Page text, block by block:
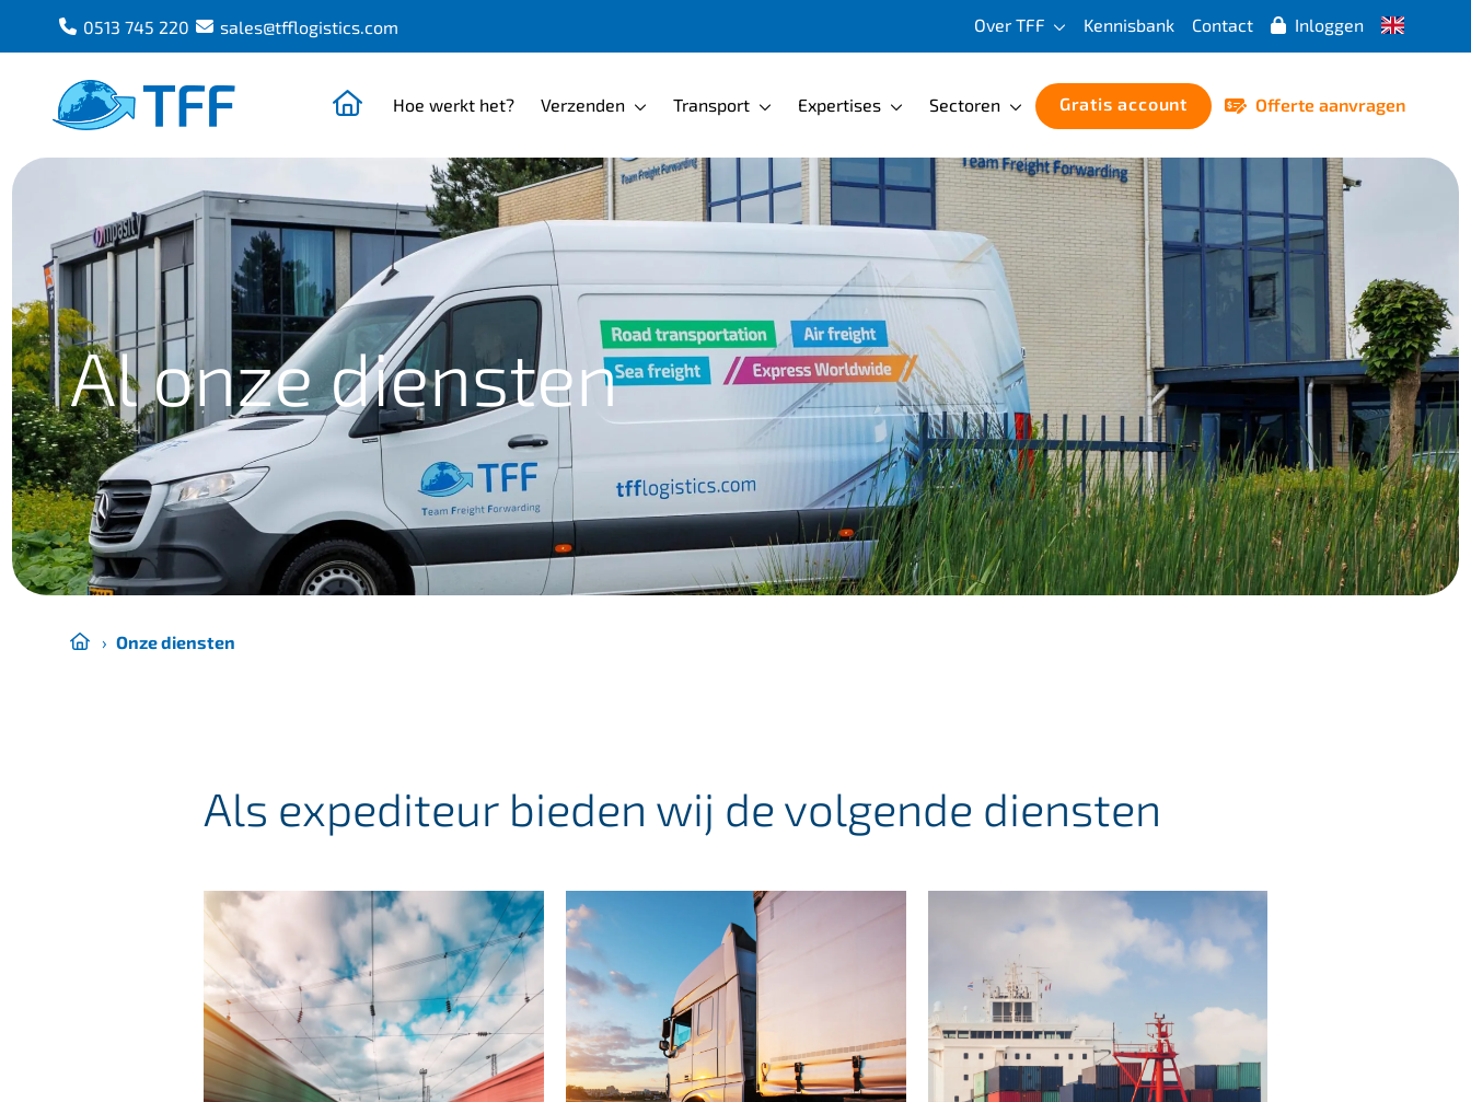
Over TFF Kennisbank Contact Inloggen
0513 745 220 sales@tfflogistics.com
Naar de homepagina
Hoe werkt het? Verzenden Transport Expertises Sectoren Gratis account Offerte aanvragen
Al onze diensten
› Onze diensten
Als expediteur bieden wij de volgende diensten